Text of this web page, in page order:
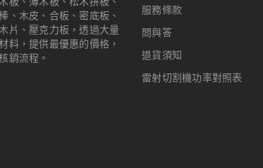
、木皮、合板、密底板、
片、壓克力板，透過大量
料，提供最優惠的價格，
銷流程。
服務條款
問與答
退貨須知
雷射切割機功率對照表